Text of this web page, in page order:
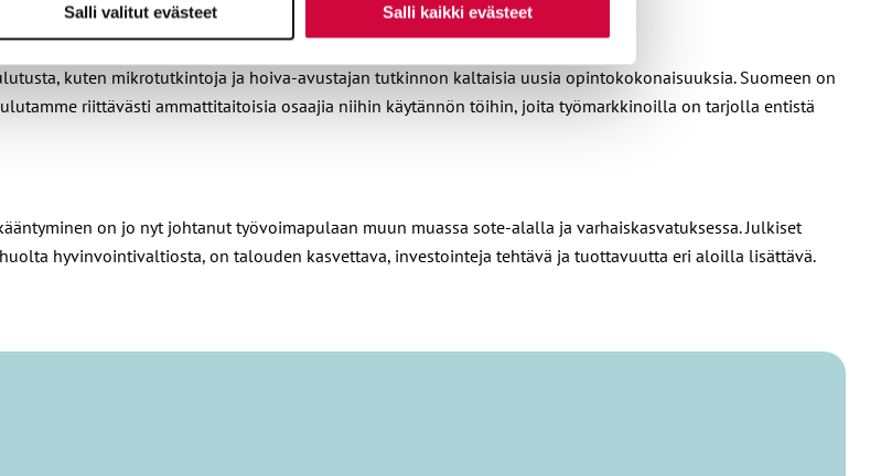
Salli valitut evästeet Salli kaikki evästeet
pitämään yhteiskunnan
kuten mikrotutkintoja ja hoiva-avustajan tutkinnon kaltaisia uusia opintokokonaisuuksia. Suomeen on
riittävästi ammattitaitoisia osaajia niihin käytännön töihin, joita työmarkkinoilla on tarjolla entistä
on jo nyt johtanut työvoimapulaan muun muassa sote-alalla ja varhaiskasvatuksessa. Julkiset
hyvinvointivaltiosta, on talouden kasvettava, investointeja tehtävä ja tuottavuutta eri aloilla lisättävä.